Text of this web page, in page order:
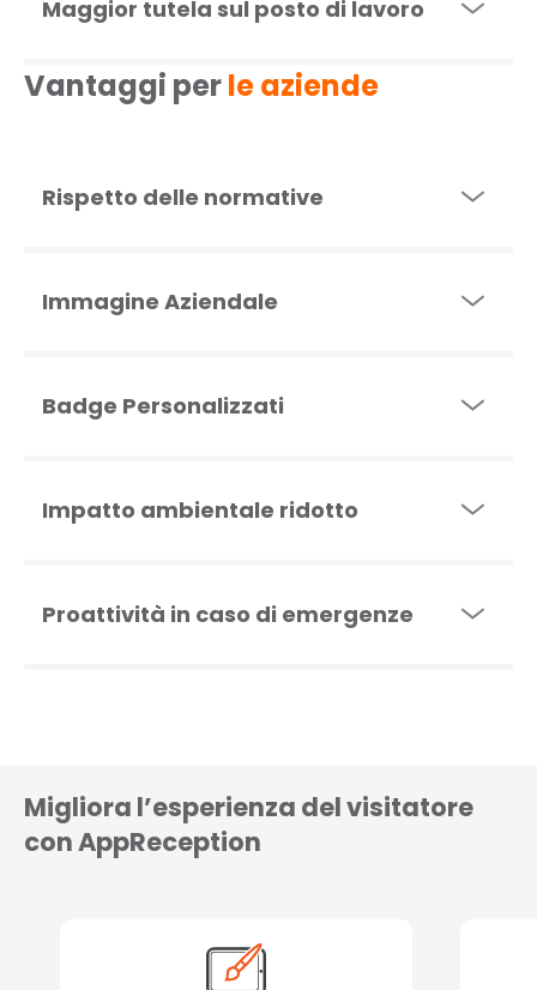
Maggior tutela sul posto di lavoro
Vantaggi perle aziende
Rispetto delle normative
Immagine Aziendale
Badge Personalizzati
Impatto ambientale ridotto
Proattività in caso di emergenze
Migliora l’esperienza del visitatore
con AppReception